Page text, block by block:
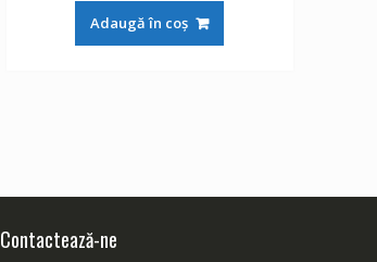
Adaugă în coș
Contactează-ne